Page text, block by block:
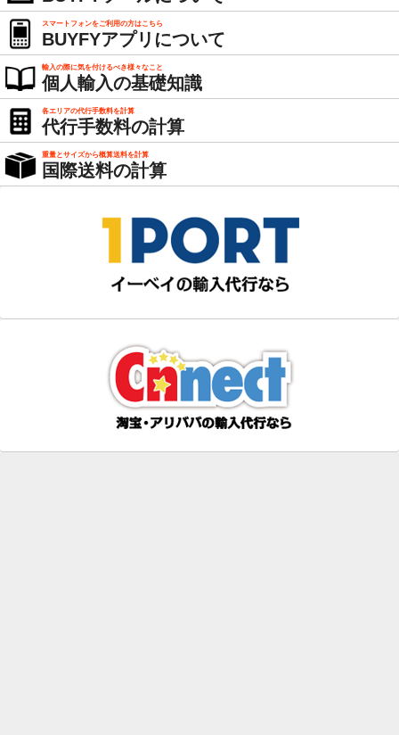
スマートフォンをご利用の方はこちら
BUYFYアプリについて
輸入の際に気を付けるべき様々なこと
個人輸入の基礎知識
各エリアの代行手数料を計算
代行手数料の計算
重量とサイズから概算送料を計算
国際送料の計算